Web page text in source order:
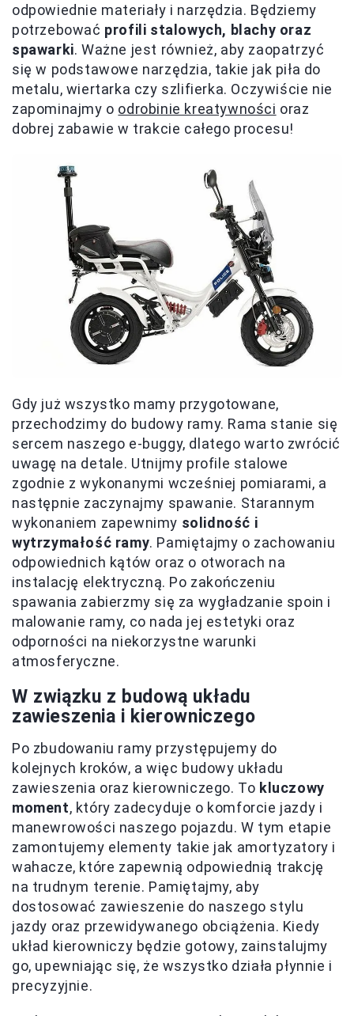
odpowiednie materiały i narzędzia. Będziemy
potrzebować profili stalowych, blachy oraz
spawarki. Ważne jest również, aby zaopatrzyć
się w podstawowe narzędzia, takie jak piła do
metalu, wiertarka czy szlifierka. Oczywiście nie
zapominajmy o odrobinie kreatywności oraz
dobrej zabawie w trakcie całego procesu!
Gdy już wszystko mamy przygotowane,
przechodzimy do budowy ramy. Rama stanie się
sercem naszego e-buggy, dlatego warto zwrócić
uwagę na detale. Utnijmy profile stalowe
zgodnie z wykonanymi wcześniej pomiarami, a
następnie zaczynajmy spawanie. Starannym
wykonaniem zapewnimy solidność i
wytrzymałość ramy. Pamiętajmy o zachowaniu
odpowiednich kątów oraz o otworach na
instalację elektryczną. Po zakończeniu
spawania zabierzmy się za wygładzanie spoin i
malowanie ramy, co nada jej estetyki oraz
odporności na niekorzystne warunki
atmosferyczne.
W związku z budową układu
zawieszenia i kierowniczego
Po zbudowaniu ramy przystępujemy do
kolejnych kroków, a więc budowy układu
zawieszenia oraz kierowniczego. To kluczowy
moment, który zadecyduje o komforcie jazdy i
manewrowości naszego pojazdu. W tym etapie
zamontujemy elementy takie jak amortyzatory i
wahacze, które zapewnią odpowiednią trakcję
na trudnym terenie. Pamiętajmy, aby
dostosować zawieszenie do naszego stylu
jazdy oraz przewidywanego obciążenia. Kiedy
układ kierowniczy będzie gotowy, zainstalujmy
go, upewniając się, że wszystko działa płynnie i
precyzyjnie.